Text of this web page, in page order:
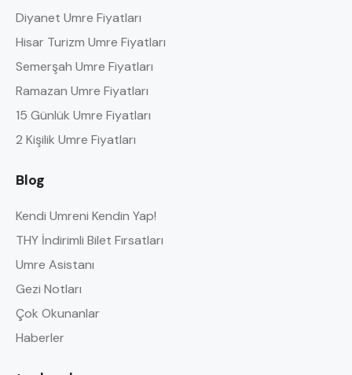
Diyanet Umre Fiyatları
Hisar Turizm Umre Fiyatları
Semerşah Umre Fiyatları
Ramazan Umre Fiyatları
15 Günlük Umre Fiyatları
2 Kişilik Umre Fiyatları
Blog
Kendi Umreni Kendin Yap!
THY İndirimli Bilet Fırsatları
Umre Asistanı
Gezi Notları
Çok Okunanlar
Haberler